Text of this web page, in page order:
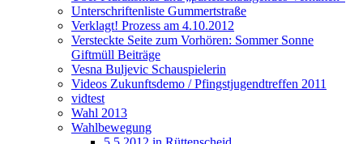
Unterschriftenliste Gummertstraße
Verklagt! Prozess am 4.10.2012
Versteckte Seite zum Vorhören: Sommer Sonne
Giftmüll Beiträge
Vesna Buljevic Schauspielerin
Videos Zukunftsdemo / Pfingstjugendtreffen 2011
vidtest
Wahl 2013
Wahlbewegung